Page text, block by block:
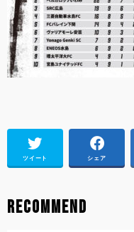
ツイート シェア
RECOMMEND